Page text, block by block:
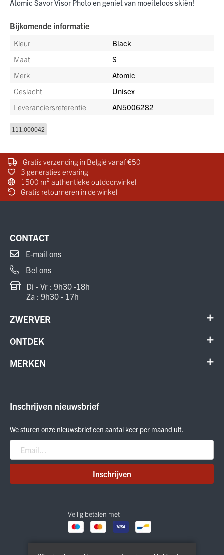
Atomic Savor Visor Photo en geniet van moeiteloos skiën!
Bijkomende informatie
Kleur
Black
Maat
S
Merk
Atomic
Geslacht
Unisex
Leveranciersreferentie
AN5006282
111.000042
Gratis verzending in België vanaf €50
3 generaties ervaring
1500 m² authentieke outdoorwinkel
Gratis retourneren in de winkel
ZWERVER
Contact
Annuleer order
ONTDEK
Schoenen
MERKEN
Smartwool
Nitro
Peak Performance
Patagonia
CONTACT
E-mail ons
Bel ons
Di - Vr : 9h30 -18h
Za : 9h30 - 17h
Veilig betalen met
Inschrijven nieuwsbrief
We sturen onze nieuwsbrief een aantal keer per maand uit.
Inschrijven